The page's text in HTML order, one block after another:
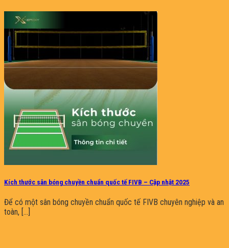
Kích thước sân bóng chuyền chuẩn quốc tế FIVB – Cập nhật 2025
Để có một sân bóng chuyền chuẩn quốc tế FIVB chuyên nghiệp và an
toàn, [...]